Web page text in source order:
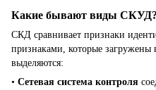
Какие бывают виды СКУД?
СКД сравнивает признаки
признаками, которые
выделяются:
• Сетевая система контроля